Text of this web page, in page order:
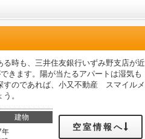
時も、三井住友銀行いずみ野支店が近
きます。陽が当たるアパートは湿気も
すのであれば、小又不動産 スマイルメ
。
建物
年
空室情報へ